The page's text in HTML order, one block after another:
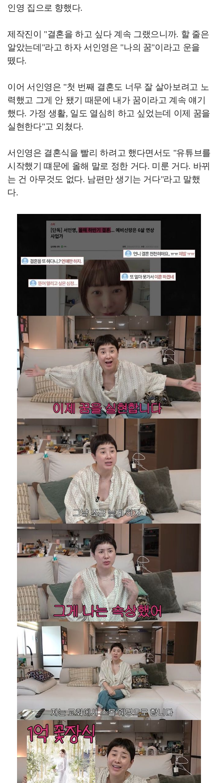
인영 집으로 향했다.
제작진이 "결혼을 하고 싶다 계속 그랬으니까. 할 줄은
알았는데"라고 하자 서인영은 "나의 꿈"이라고 운을
뗐다.
이어 서인영은 "첫 번째 결혼도 너무 잘 살아보려고 노
력했고 그게 안 됐기 때문에 내가 꿈이라고 계속 얘기
했다. 가정 생활, 일도 열심히 하고 싶었는데 이제 꿈을
실현한다"고 외쳤다.
서인영은 결혼식을 빨리 하려고 했다면서도 "유튜브를
시작했기 떄문에 올해 말로 정한 거다. 미룬 거다. 바뀌
는 건 아무것도 없다. 남편만 생기는 거다"라고 말했
다.